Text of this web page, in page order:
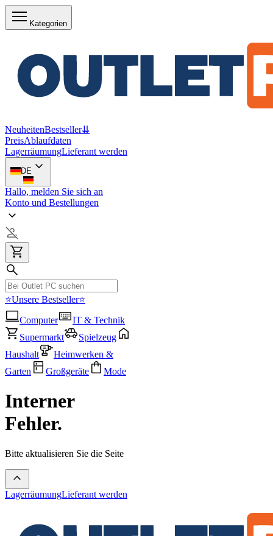
Kategorien
NeuheitenBestseller⇊
PreisAblaufdaten
LagerräumungLieferant werden
DE
Hallo, melden Sie sich an
Konto und Bestellungen
⭐Unsere Bestseller⭐
Computer
IT & Technik
Supermarkt
Spielzeug
Haushalt
Heimwerken &
Garten
Großgeräte Mode
Interner
Fehler.
Bitte aktualisieren Sie die Seite
LagerräumungLieferant werden